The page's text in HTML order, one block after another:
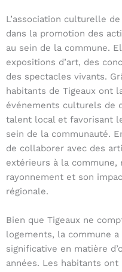
L’association culturelle
dans la promotion des
au sein de la commune.
expositions d’art, des
des spectacles vivants.
habitants de Tigeaux ont
événements culturels de
talent local et favorisant
sein de la communauté.
de collaborer avec des
extérieurs à la commune,
rayonnement et son
régionale.
Bien que Tigeaux ne
logements, la commune
significative en matière
années. Les habitants